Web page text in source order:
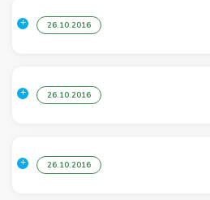
26.10.2016
26.10.2016
26.10.2016